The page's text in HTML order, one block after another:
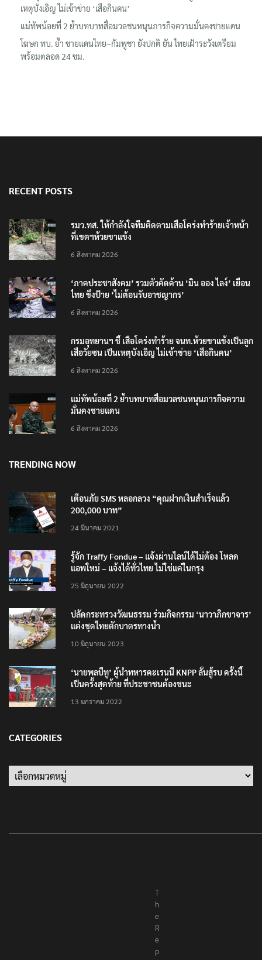
เหตุบังเอิญ ไม่เข้าข่าย ‘เสือกินคน’
แม่ทัพน้อยที่ 2 ย้ำบทบาทสื่อมวลชนหนุนภารกิจความมั่นคงชายแดน
โฆษก ทบ. ย้ำ ชายแดนไทย–กัมพูชา ยังปกติ ยัน ไทยเฝ้าระวังเตรียม
พร้อมตลอด 24 ชม.
RECENT POSTS
รมว.ทส. ให้กำลังใจทีมติดตามเสือโคร่งทำร้ายเจ้าหน้า
ที่เขตฯห้วยขาแข้ง
6 สิงหาคม 2026
‘ภาคประชาสังคม’ รวมตัวคัดค้าน ‘มิน ออง ไลง์’ เยือน
ไทย ขึงป้าย ‘ไม่ต้อนรับอาชญากร’
6 สิงหาคม 2026
กรมอุทยานฯ ชี้ เสือโคร่งทำร้าย จนท.ห้วยขาแข้งเป็นลูก
เสือวัยซน เป็นเหตุบังเอิญ ไม่เข้าข่าย ‘เสือกินคน’
6 สิงหาคม 2026
แม่ทัพน้อยที่ 2 ย้ำบทบาทสื่อมวลชนหนุนภารกิจความ
มั่นคงชายแดน
6 สิงหาคม 2026
TRENDING NOW
เตือนภัย SMS หลอกลวง “คุณฝากเงินสำเร็จแล้ว
200,000 บาท”
24 มีนาคม 2021
รู้จัก Traffy Fondue – แจ้งผ่านไลน์ได้ไม่ต้อง โหลด
แอพใหม่ – แจ้งได้ทั่วไทย ไม่ใช่แค่ในกรุง
25 มิถุนายน 2022
ปลัดกระทรวงวัฒนธรรม ร่วมกิจกรรม ‘นาวาภิกขาจาร’
แต่งชุดไทยตักบาตรทางน้ำ
10 มิถุนายน 2023
‘นายพลบีทู’ ผู้นำทหารคะเรนนี KNPP ลั่นสู้รบ ครั้งนี้
เป็นครั้งสุดท้าย ที่ประชาชนต้องชนะ
13 มกราคม 2022
CATEGORIES
Categories
T
h
e
R
e
p